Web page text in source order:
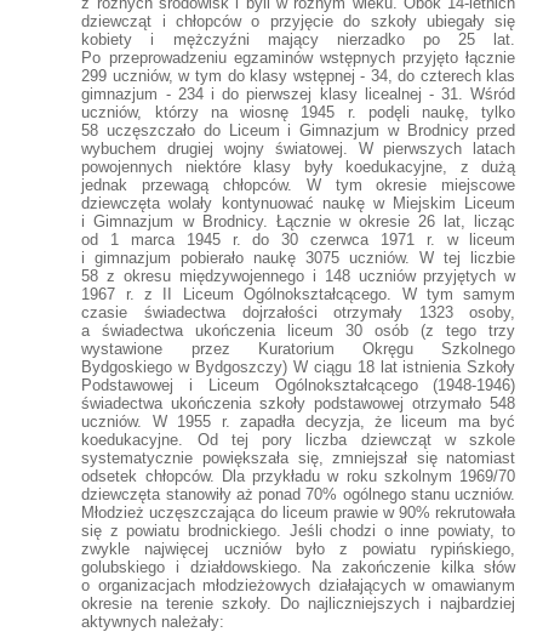
dziewcząt i chłopców o przyjęcie do szkoły ubiegały się
kobiety i mężczyźni mający nierzadko po 25 lat.
Po przeprowadzeniu egzaminów wstępnych przyjęto łącznie
299 uczniów, w tym do klasy wstępnej - 34, do czterech klas
gimnazjum - 234 i do pierwszej klasy licealnej - 31. Wśród
uczniów, którzy na wiosnę 1945 r. podęli naukę, tylko
58 uczęszczało do Liceum i Gimnazjum w Brodnicy przed
wybuchem drugiej wojny światowej. W pierwszych latach
powojennych niektóre klasy były koedukacyjne, z dużą
jednak przewagą chłopców. W tym okresie miejscowe
dziewczęta wolały kontynuować naukę w Miejskim Liceum
i Gimnazjum w Brodnicy. Łącznie w okresie 26 lat, licząc
od 1 marca 1945 r. do 30 czerwca 1971 r. w liceum
i gimnazjum pobierało naukę 3075 uczniów. W tej liczbie
58 z okresu międzywojennego i 148 uczniów przyjętych w
1967 r. z II Liceum Ogólnokształcącego. W tym samym
czasie świadectwa dojrzałości otrzymały 1323 osoby,
a świadectwa ukończenia liceum 30 osób (z tego trzy
wystawione przez Kuratorium Okręgu Szkolnego
Bydgoskiego w Bydgoszczy) W ciągu 18 lat istnienia Szkoły
Podstawowej i Liceum Ogólnokształcącego (1948-1946)
świadectwa ukończenia szkoły podstawowej otrzymało 548
uczniów. W 1955 r. zapadła decyzja, że liceum ma być
koedukacyjne. Od tej pory liczba dziewcząt w szkole
systematycznie powiększała się, zmniejszał się natomiast
odsetek chłopców. Dla przykładu w roku szkolnym 1969/70
dziewczęta stanowiły aż ponad 70% ogólnego stanu uczniów.
Młodzież uczęszczająca do liceum prawie w 90% rekrutowała
się z powiatu brodnickiego. Jeśli chodzi o inne powiaty, to
zwykle najwięcej uczniów było z powiatu rypińskiego,
golubskiego i działdowskiego. Na zakończenie kilka słów
o organizacjach młodzieżowych działających w omawianym
okresie na terenie szkoły. Do najliczniejszych i najbardziej
aktywnych należały: